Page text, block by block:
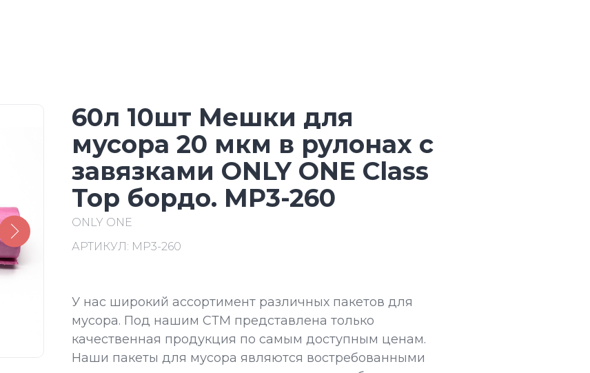
60л 10шт Мешки для
мусора 20 мкм в рулонах с
завязками ONLY ONE Class
Top бордо. МР3-260
ONLY ONE
АРТИКУЛ: МР3-260
У нас широкий ассортимент различных пакетов для
мусора. Под нашим СТМ представлена только
качественная продукция по самым доступным ценам.
Наши пакеты для мусора являются востребованными